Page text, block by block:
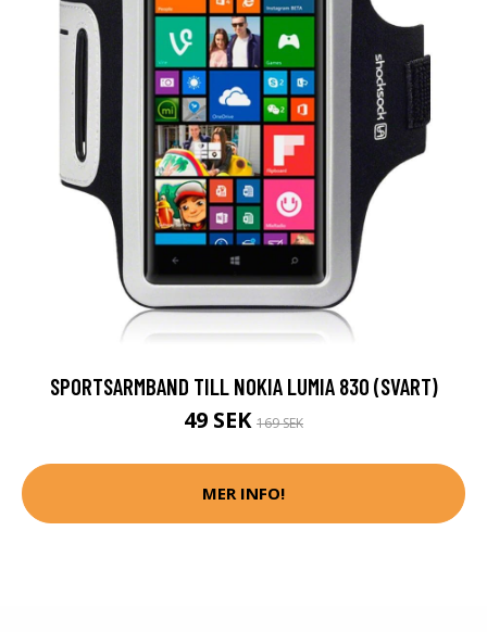
SPORTSARMBAND TILL NOKIA LUMIA 830 (SVART)
49 SEK 169 SEK
MER INFO!